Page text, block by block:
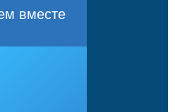
вместе